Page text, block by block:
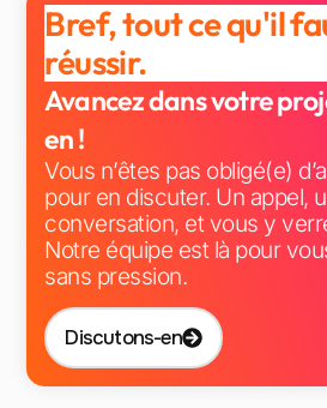
Bref, tout ce qu'il
réussir.
Avancez dans votre
en !
Vous n’êtes pas obligé(e)
pour en discuter. Un appel,
conversation, et vous y
Notre équipe est là pour
sans pression.
Discutons-en